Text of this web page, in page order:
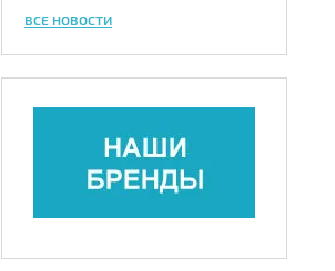
ВСЕ НОВОСТИ